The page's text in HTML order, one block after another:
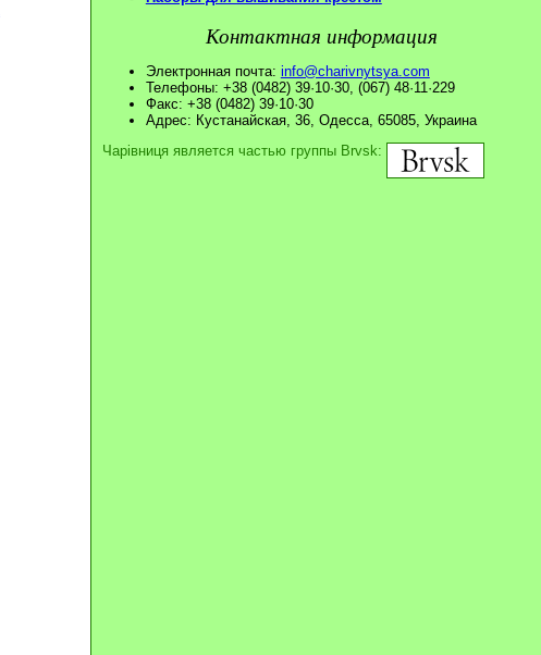
Контактная информация
Электронная почта: info@charivnytsya.com
Телефоны: +38 (0482) 39·10·30, (067) 48·11·229
Факс: +38 (0482) 39·10·30
Адрес: Кустанайская, 36, Одесса, 65085, Украина
Чарівниця является частью группы Brvsk: